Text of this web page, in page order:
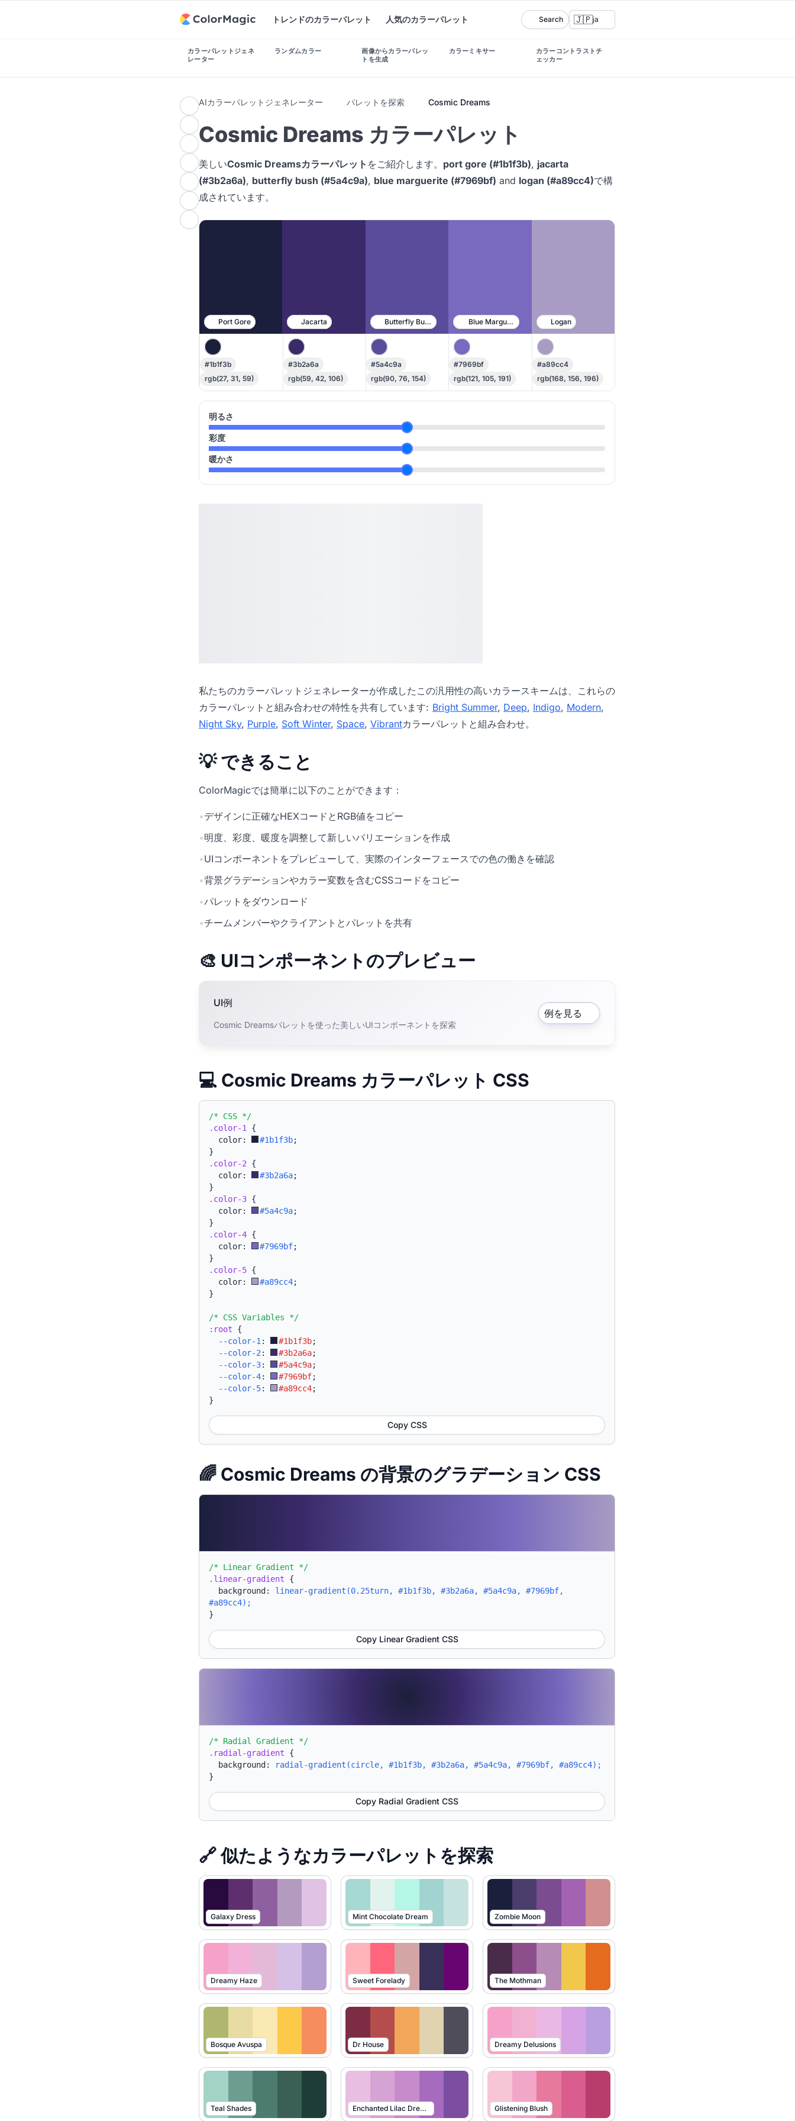
トレンドのカラーパレット 人気のカラーパレット Search 🇯🇵ja
カラーパレットジェネ
レーター
ランダムカラー
画像からカラーパレッ
トを生成
カラーミキサー
カラーコントラストチ
ェッカー
AIカラーパレットジェネレーター パレットを探索 Cosmic Dreams
Cosmic Dreams カラーパレット
美しいCosmic Dreamsカラーパレット をご紹介します。 port gore (#1b1f3b), jacarta
(#3b2a6a), butterfly bush (#5a4c9a), blue marguerite (#7969bf) and logan (#a89cc4)で構
成されています。
Port Gore Jacarta Butterfly Bush Blue Marguerite Logan
#1b1f3b
rgb(27, 31, 59)
#3b2a6a
rgb(59, 42, 106)
#5a4c9a
rgb(90, 76, 154)
#7969bf
rgb(121, 105, 191)
#a89cc4
rgb(168, 156, 196)
明るさ
彩度
暖かさ
私たちのカラーパレットジェネレーターが作成したこの汎用性の高いカラースキームは、これらの
カラーパレットと組み合わせの特性を共有しています: Bright Summer, Deep, Indigo, Modern,
Night Sky, Purple, Soft Winter, Space, Vibrantカラーパレットと組み合わせ。
💡 できること
ColorMagicでは簡単に以下のことができます：
•デザインに正確なHEXコードとRGB値をコピー
•明度、彩度、暖度を調整して新しいバリエーションを作成
•UIコンポーネントをプレビューして、実際のインターフェースでの色の働きを確認
•背景グラデーションやカラー変数を含むCSSコードをコピー
•パレットをダウンロード
•チームメンバーやクライアントとパレットを共有
🎨 UIコンポーネントのプレビュー
UI例
Cosmic Dreamsパレットを使った美しいUIコンポーネントを探索
例を見る
💻 Cosmic Dreams カラーパレット CSS
/* CSS */
.color-1
{
  color:
#1b1f3b;
}
.color-2 {
  color:
#3b2a6a;
}
.color-3 {
  color:
#5a4c9a;
}
.color-4 {
  color:
#7969bf;
}
.color-5 {
  color:
#a89cc4;
}
/* CSS Variables */
:root {
--color-1 : #1b1f3b;
--color-2 : #3b2a6a;
--color-3: #5a4c9a;
--color-4: #7969bf;
--color-5: #a89cc4;
}
Copy CSS
🌈 Cosmic Dreams の背景のグラデーション CSS
/* Linear Gradient */
.linear-gradient {
background: linear-gradient(0.25turn, #1b1f3b, #3b2a6a, #5a4c9a, #7969bf,
#a89cc4);
}
Copy Linear Gradient CSS
/* Radial Gradient */
.radial-gradient {
background:
radial-gradient(circle, #1b1f3b, #3b2a6a, #5a4c9a, #7969bf, #a89cc4);
}
Copy Radial Gradient CSS
🔗 似たようなカラーパレットを探索
Galaxy Dress Mint Chocolate Dream Zombie Moon
Dreamy Haze Sweet Forelady The Mothman
Bosque Avuspa Dr House Dreamy Delusions
Teal Shades Enchanted Lilac Dreams Glistening Blush